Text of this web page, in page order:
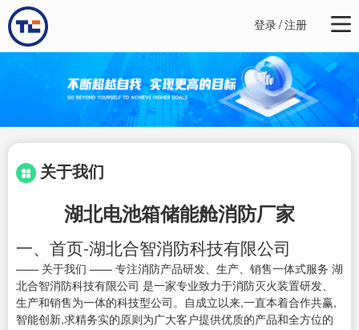
登录/注册
关于我们
湖北电池箱储能舱消防厂家
一、首页-湖北合智消防科技有限公司
—— 关于我们 —— 专注消防产品研发、生产、销售一体式服务 湖
北合智消防科技有限公司 是一家专业致力于消防灭火装置研发、
生产和销售为一体的科技型公司。自成立以来,一直本着合作共赢,
智能创新,求精务实的原则为广大客户提供优质的产品和全方位的